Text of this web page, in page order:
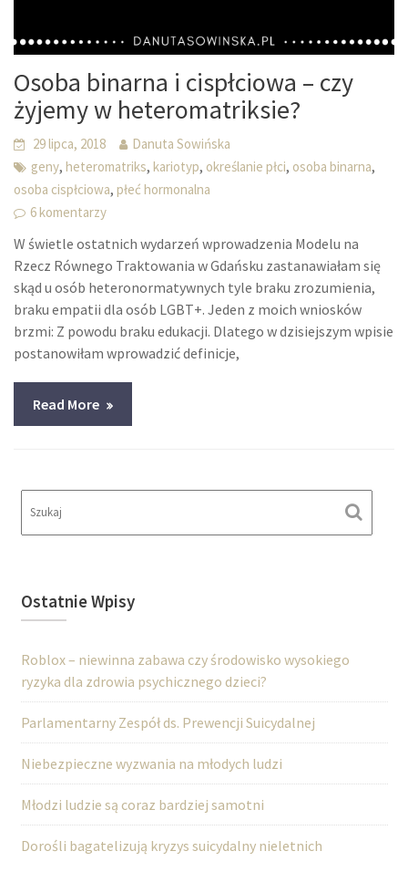
Osoba binarna i cispłciowa – czy
żyjemy w heteromatriksie?
29 lipca, 2018
Danuta Sowińska
geny,heteromatriks,kariotyp, określanie płci, osoba binarna,
osoba cispłciowa,płeć hormonalna
6 komentarzy
W świetle ostatnich wydarzeń wprowadzenia Modelu na
Rzecz Równego Traktowania w Gdańsku zastanawiałam się
skąd u osób heteronormatywnych tyle braku zrozumienia,
braku empatii dla osób LGBT+. Jeden z moich wniosków
brzmi: Z powodu braku edukacji. Dlatego w dzisiejszym wpisie
postanowiłam wprowadzić definicje,
Read More
Ostatnie Wpisy
Roblox – niewinna zabawa czy środowisko wysokiego
ryzyka dla zdrowia psychicznego dzieci?
Parlamentarny Zespół ds. Prewencji Suicydalnej
Niebezpieczne wyzwania na młodych ludzi
Młodzi ludzie są coraz bardziej samotni
Dorośli bagatelizują kryzys suicydalny nieletnich